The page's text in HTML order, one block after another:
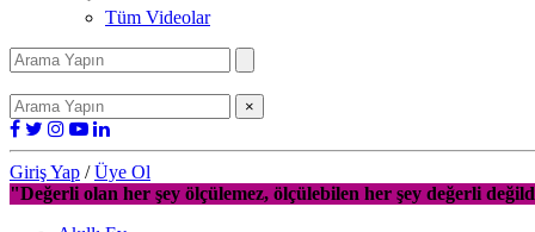
Tüm Videolar
×
Giriş Yap /Üye Ol
"Değerli olan her şey ölçülemez, ölçülebilen her şey değerli